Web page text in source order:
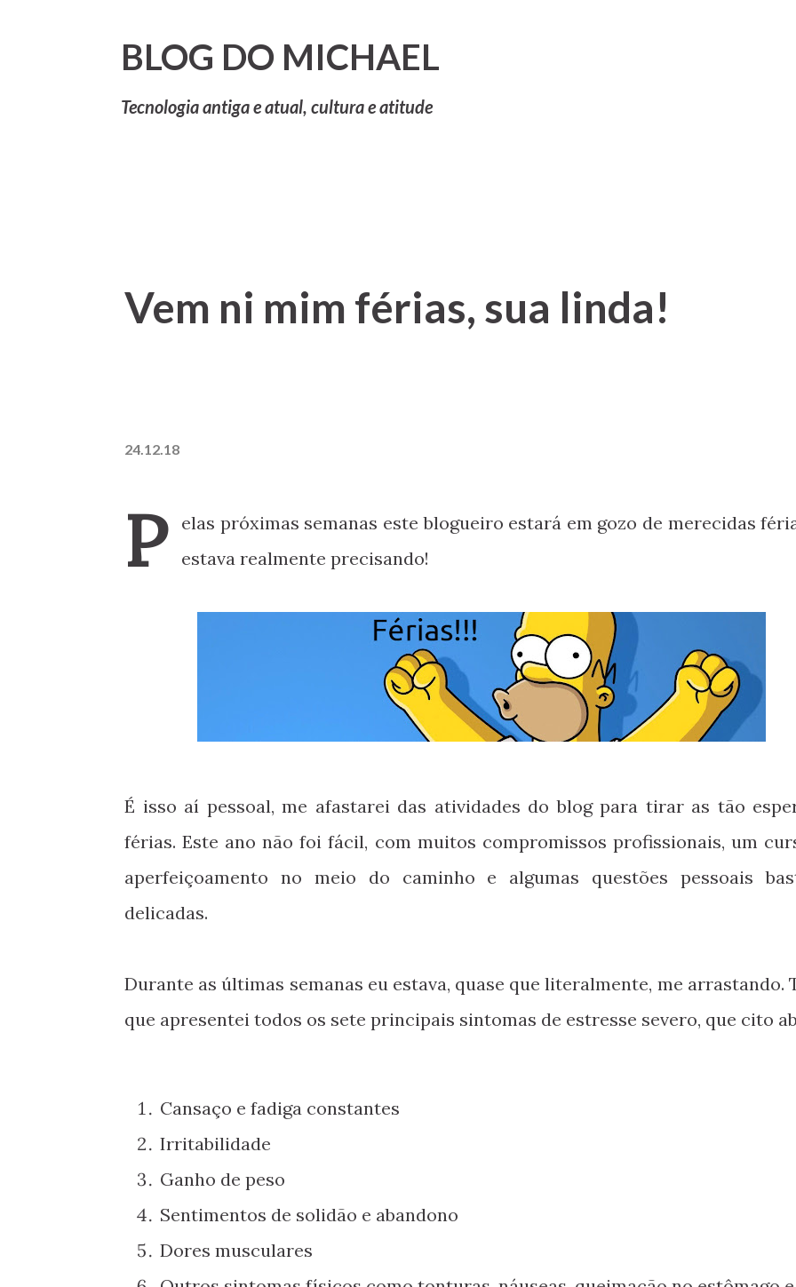
BLOG DO MICHAEL
Tecnologia antiga e atual, cultura e atitude
Vem ni mim férias, sua linda!
24.12.18
P
elas próximas semanas este blogueiro estará em gozo de merecidas
estava realmente precisando!
É isso aí pessoal, me afastarei das atividades do blog para tirar as tão
férias. Este ano não foi fácil, com muitos compromissos profissionais, um
aperfeiçoamento no meio do caminho e algumas questões pessoais
delicadas.
Durante as últimas semanas eu estava, quase que literalmente, me arrastando.
que apresentei todos os sete principais sintomas de estresse severo, que cito
Cansaço e fadiga constantes
Irritabilidade
Ganho de peso
Sentimentos de solidão e abandono
Dores musculares